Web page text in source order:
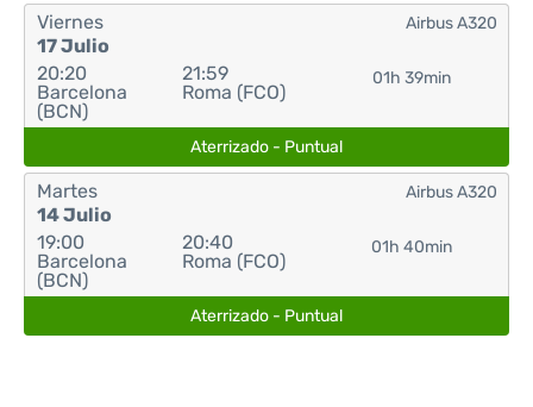
Viernes
17 Julio
20:20
Barcelona
(BCN)
21:59
Roma (FCO)
01h 39min
Airbus A320
Aterrizado - Puntual
Martes
14 Julio
19:00
Barcelona
(BCN)
20:40
Roma (FCO)
01h 40min
Airbus A320
Aterrizado - Puntual